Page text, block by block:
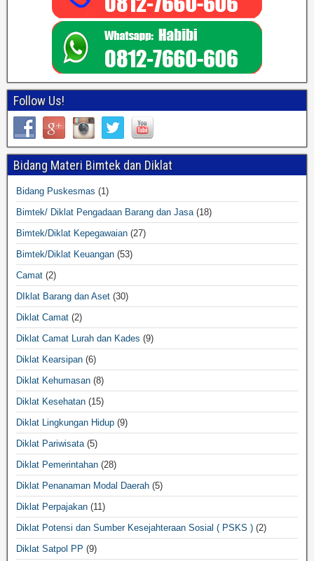
Follow Us!
Bidang Materi Bimtek dan Diklat
Bidang Puskesmas (1)
Bimtek/ Diklat Pengadaan Barang dan Jasa (18)
Bimtek/Diklat Kepegawaian (27)
Bimtek/Diklat Keuangan (53)
Camat (2)
DIklat Barang dan Aset (30)
Diklat Camat (2)
Diklat Camat Lurah dan Kades (9)
Diklat Kearsipan (6)
Diklat Kehumasan (8)
Diklat Kesehatan (15)
Diklat Lingkungan Hidup (9)
Diklat Pariwisata (5)
Diklat Pemerintahan (28)
Diklat Penanaman Modal Daerah (5)
Diklat Perpajakan (11)
Diklat Potensi dan Sumber Kesejahteraan Sosial ( PSKS ) (2)
Diklat Satpol PP (9)